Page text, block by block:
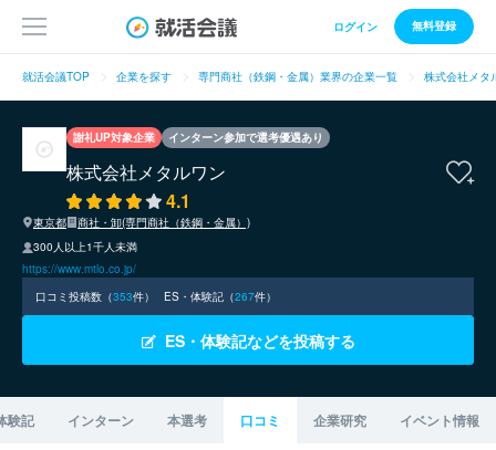
ログイン 無料登録
就活会議TOP 企業を探す 専門商社（鉄鋼・金属）業界の企業一覧 株式会社メタ
謝礼UP対象企業 インターン参加で選考優遇あり
株式会社メタルワン
4.1
東京都
商社・卸(専門商社（鉄鋼・金属）)
300人以上1千人未満
https://www.mtlo.co.jp/
口コミ投稿数（353件） ES・体験記（267件）
ES・体験記などを投稿する
験記 インターン 本選考 口コミ 企業研究 イベント情報